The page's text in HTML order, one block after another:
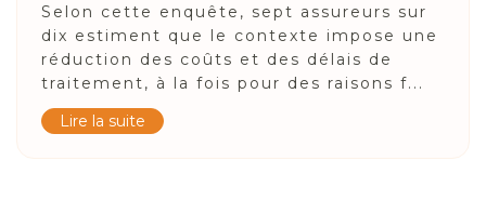
Selon cette enquête, sept assureurs sur
dix estiment que le contexte impose une
réduction des coûts et des délais de
traitement, à la fois pour des raisons f...
Lire la suite